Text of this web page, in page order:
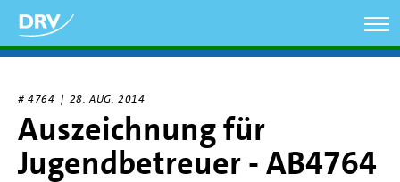
zum
Inhalt
# 4764 | 28. AUG. 2014
Auszeichnung für
Jugendbetreuer - AB4764